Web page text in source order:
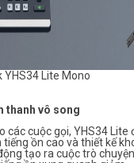
YHS34 Lite Mono
thanh vô song
các cuộc gọi, YHS34 Lite
ồn cao và thiết kế
tạo ra cuộc trò